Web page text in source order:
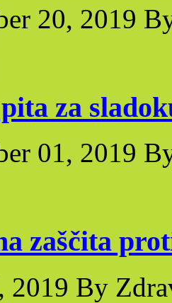
20, 2019
za
01, 2019
zaščita
By